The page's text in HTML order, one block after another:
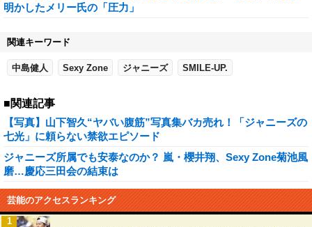
明かしたメリー氏の「圧力」
関連キーワード
中島健人 Sexy Zone ジャニーズ SMILE-UP.
■関連記事
【写真】山下智久“ヤバい腹筋”写真集バカ売れ！「ジャニーズの
七光」に頼らない禁欲エピソード
ジャニーズ所属でも安泰なのか？ 嵐・櫻井翔、Sexy Zone菊池風
磨…慶応三田会の結束は
芸能のアクセスランキング
1